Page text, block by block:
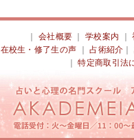
会社概要 ｜学校案内 ｜
在校生・修了生の声 ｜占術紹介 ｜
｜特定商取引法